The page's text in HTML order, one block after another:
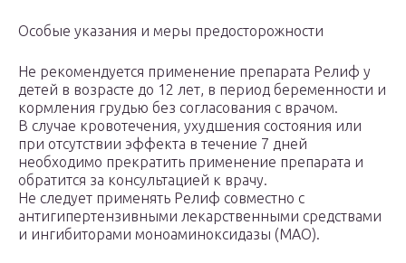
Особые указания и меры предосторожности
Не рекомендуется применение препарата Релиф у
детей в возрасте до 12 лет, в период беременности и
кормления грудью без согласования с врачом.
В случае кровотечения, ухудшения состояния или
при отсутствии эффекта в течение 7 дней
необходимо прекратить применение препарата и
обратится за консультацией к врачу.
Не следует применять Релиф совместно с
антигипертензивными лекарственными средствами
и ингибиторами моноаминоксидазы (МАО).